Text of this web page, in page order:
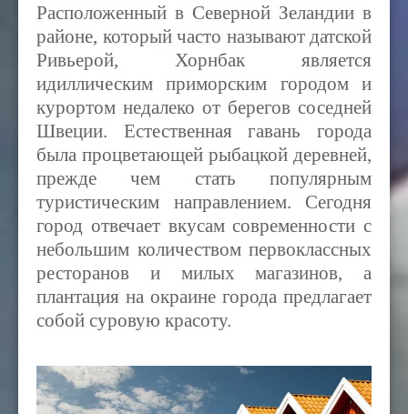
Расположенный в Северной Зеландии в
районе, который часто называют датской
Ривьерой, Хорнбак является
идиллическим приморским городом и
курортом недалеко от берегов соседней
Швеции. Естественная гавань города
была процветающей рыбацкой деревней,
прежде чем стать популярным
туристическим направлением. Сегодня
город отвечает вкусам современности с
небольшим количеством первоклассных
ресторанов и милых магазинов, а
плантация на окраине города предлагает
собой суровую красоту.